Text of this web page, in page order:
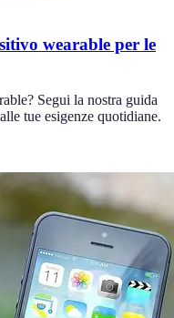
wearable per le
Segui la nostra guida
tue esigenze quotidiane.